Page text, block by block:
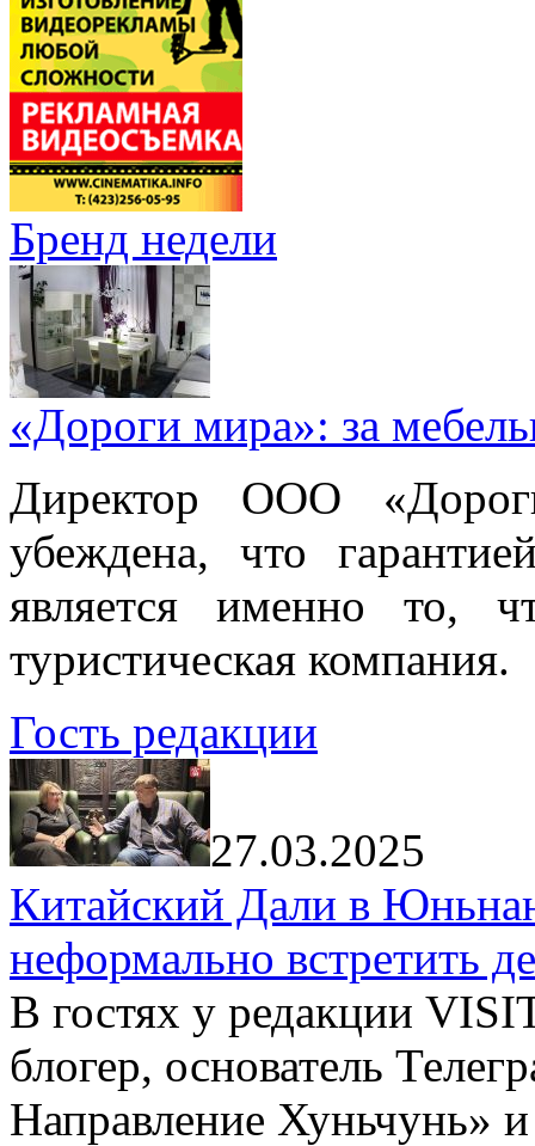
Бренд недели
«Дороги мира»: за
Директор ООО
убеждена, что
является именно то,
туристическая компания.
Гость редакции
27.03.2025
Китайский Дали в
неформально встретить
В гостях у редакции
блогер, основатель
Направление Хуньчунь»